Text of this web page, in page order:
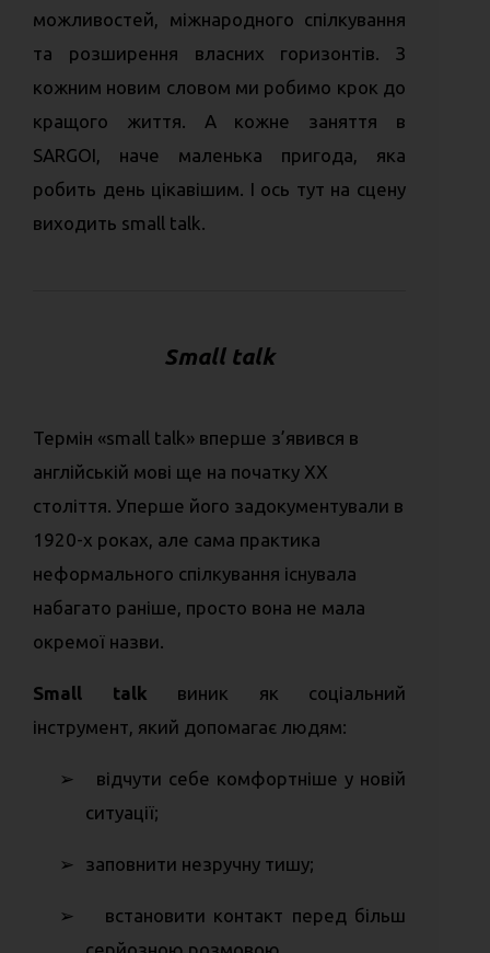
можливостей, міжнародного спілкування
та розширення власних горизонтів. З
кожним новим словом ми робимо крок до
кращого життя. А кожне заняття в
SARGOI, наче маленька пригода, яка
робить день цікавішим. І ось тут на сцену
виходить small talk.
Small talk
Термін «small talk» вперше з’явився в
англійській мові ще на початку ХХ
століття. Уперше його задокументували в
1920-х роках, але сама практика
неформального спілкування існувала
набагато раніше, просто вона не мала
окремої назви.
Small talk
виник як соціальний
інструмент, який допомагає людям:
➢
відчути себе комфортніше у новій
ситуації;
➢ заповнити незручну тишу;
➢
встановити контакт перед більш